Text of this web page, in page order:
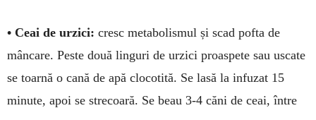
• Ceai de urzici: cresc metabolismul și scad pofta de
mâncare. Peste două linguri de urzici proas­pete sau uscate
se toarnă o cană de apă clo­cotită. Se lasă la infuzat 15
minute, apoi se strecoa­ră. Se beau 3-4 căni de ceai, între